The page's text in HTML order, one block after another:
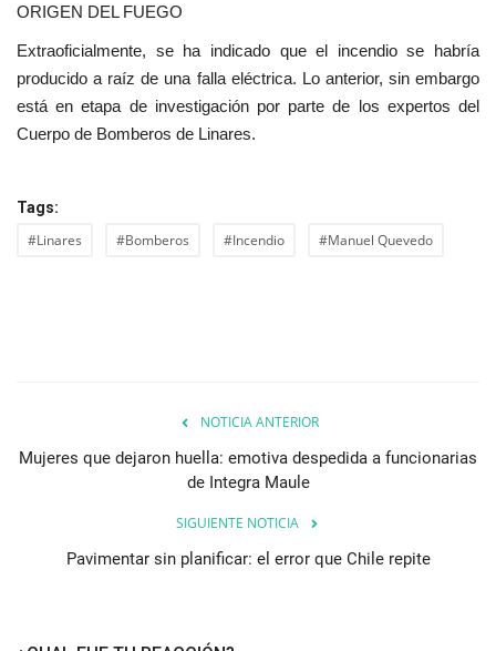
ORIGEN DEL FUEGO
Extraoficialmente, se ha indicado que el incendio se habría
producido a raíz de una falla eléctrica. Lo anterior, sin embargo
está en etapa de investigación por parte de los expertos del
Cuerpo de Bomberos de Linares.
Tags:
#Linares #Bomberos #Incendio #Manuel Quevedo
NOTICIA ANTERIOR
Mujeres que dejaron huella: emotiva despedida a funcionarias
de Integra Maule
SIGUIENTE NOTICIA
Pavimentar sin planificar: el error que Chile repite